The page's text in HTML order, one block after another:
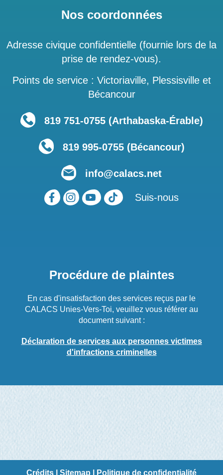
Nos coordonnées
Adresse civique confidentielle (fournie lors de la
prise de rendez-vous).
Points de service : Victoriaville, Plessisville et
Bécancour
819 751‑0755 (Arthabaska-Érable)
819 995-0755 (Bécancour)
info@calacs.net
Suis-nous
Procédure de plaintes
En cas d'insatisfaction des services reçus par le
CALACS Unies-Vers-Toi, veuillez vous référer au
document suivant :
Déclaration de services aux personnes victimes
d'infractions criminelles
Crédits Sitemap Politique de confidentialité